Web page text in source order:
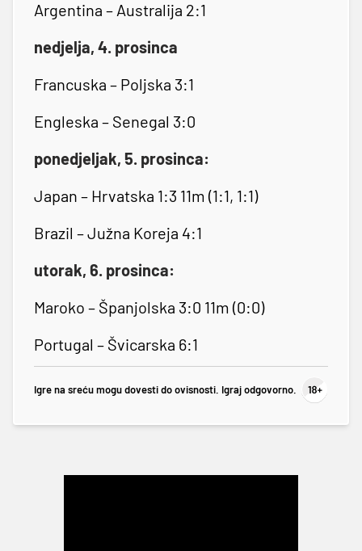
Argentina – Australija 2:1
nedjelja, 4. prosinca
Francuska – Poljska 3:1
Engleska – Senegal 3:0
ponedjeljak, 5. prosinca:
Japan – Hrvatska 1:3 11m (1:1, 1:1)
Brazil – Južna Koreja 4:1
utorak, 6. prosinca:
Maroko – Španjolska 3:0 11m (0:0)
Portugal – Švicarska 6:1
Igre na sreću mogu dovesti do ovisnosti. Igraj odgovorno.